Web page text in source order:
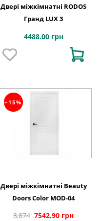
Двері міжкімнатні RODOS
Гранд LUX 3
4488.00 грн
−15%
Двері міжкімнатні Beauty
Doors Color MOD-04
8,874 7542.90 грн